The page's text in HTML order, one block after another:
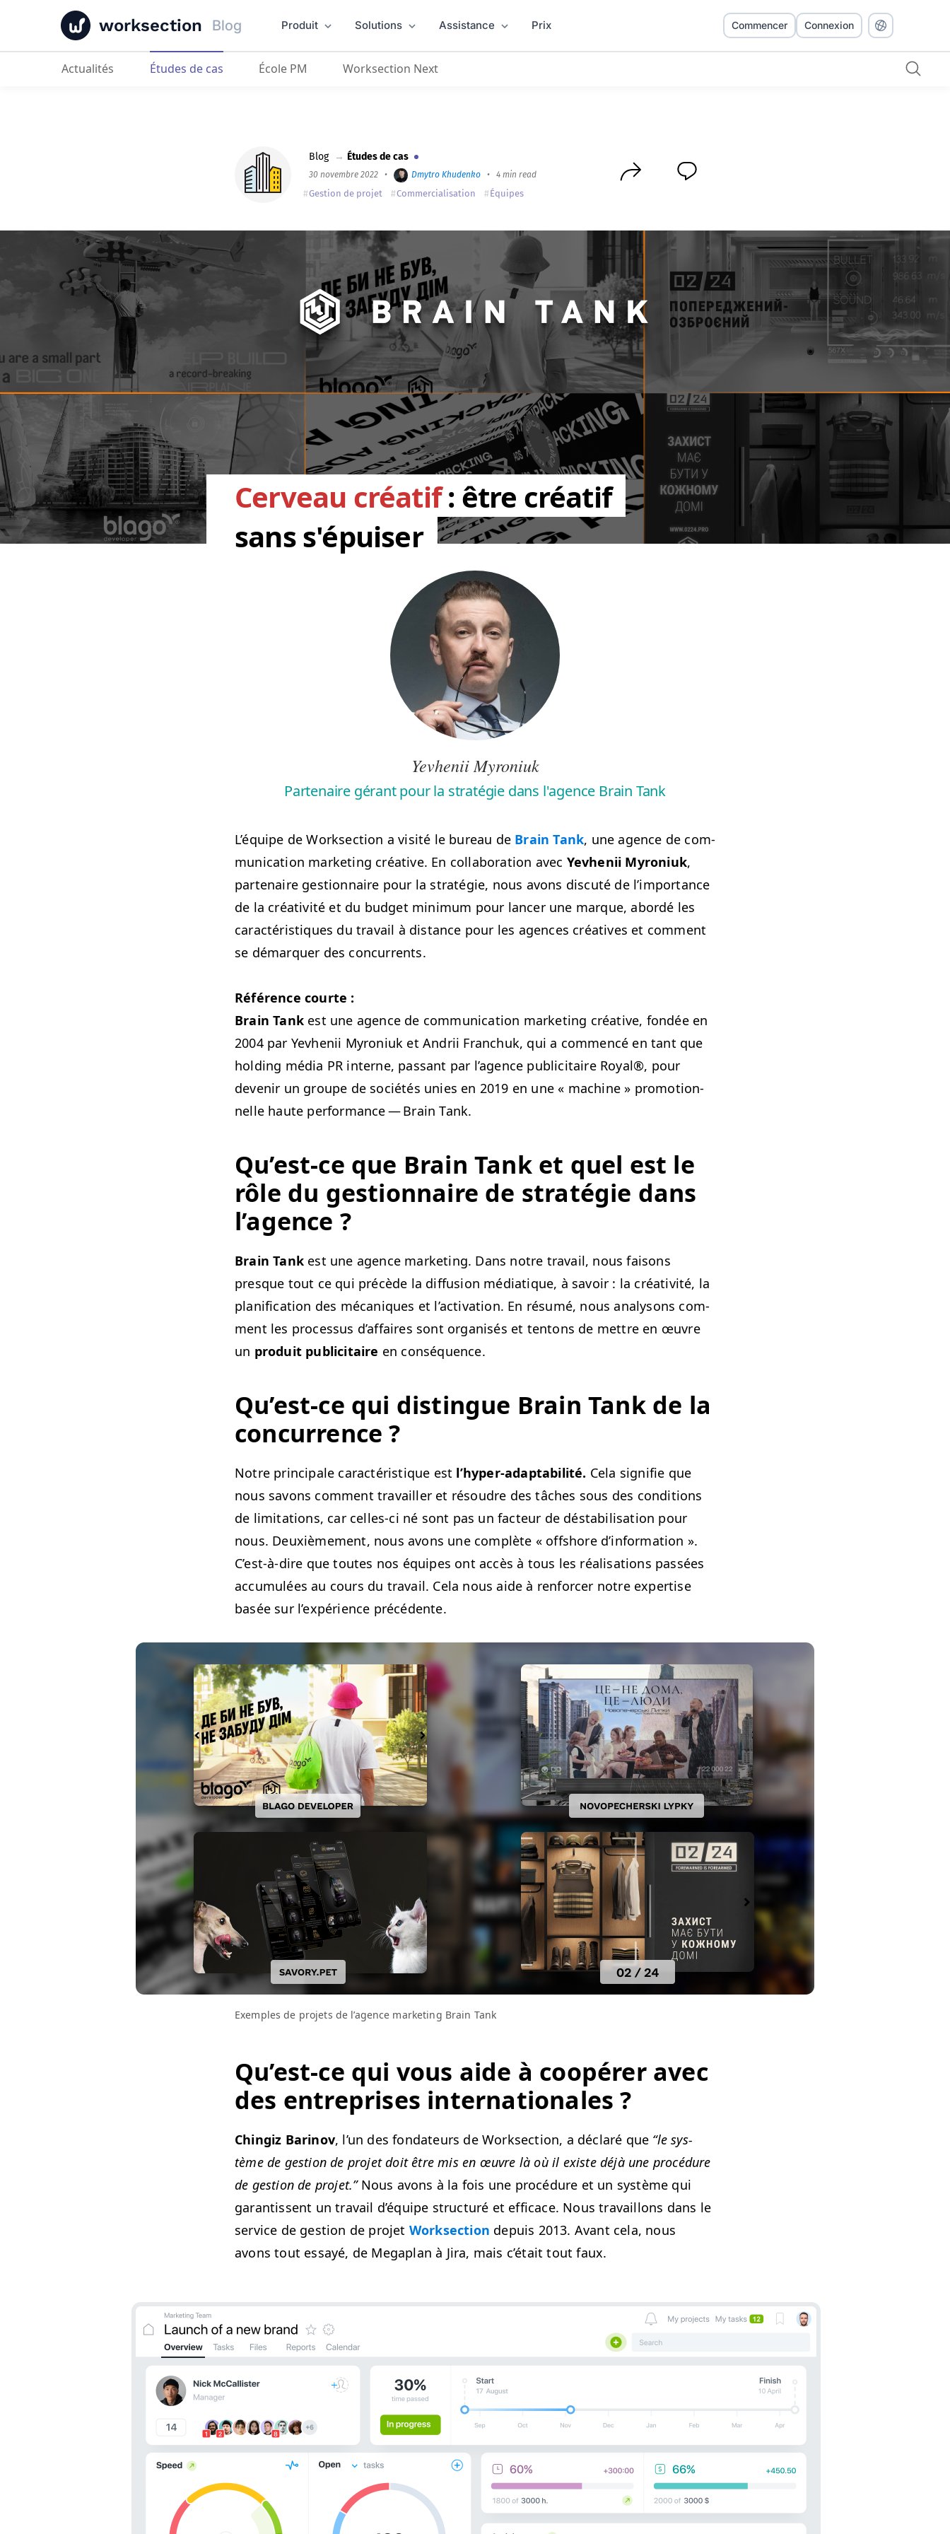
worksection Blog Produit Solutions Assistance Prix
Cerveau créatif : être créatif sans s'épuiser
Commencer Connexion
Actualités Études de cas École PM Worksection Next
Blog → Études de cas
30 novembre 2022 • Dmytro Khudenko • 4 min read
Gestion de projet Commercialisation Équipes
Cerveau créatif: être créatif
sans s'épuiser
Yevhenii Myroniuk
Partenaire gérant pour la stratégie dans l'agence Brain Tank
L’équipe de Work­sec­tion a vis­ité le bureau de Brain Tank, une agence de com­
mu­ni­ca­tion mar­ket­ing créa­tive. En col­lab­o­ra­tion avec Yevhenii Myro­niuk,
parte­naire ges­tion­naire pour la stratégie, nous avons dis­cuté de l’im­por­tance
de la créa­tiv­ité et du bud­get min­i­mum pour lancer une mar­que, abor­dé les
car­ac­téris­tiques du tra­vail à dis­tance pour les agences créa­tives et com­ment
se démar­quer des concurrents.
Référence courte :
Brain Tank est une agence de com­mu­ni­ca­tion mar­ket­ing créa­tive, fondée en
2004 par Yevhenii Myro­niuk et Andrii Franchuk, qui a com­mencé en tant que
hold­ing média PR interne, pas­sant par l’a­gence pub­lic­i­taire Roy­al®, pour
devenir un groupe de sociétés unies en 2019 en une « machine » pro­mo­tion­
nelle haute per­for­mance — Brain Tank.
Qu’est-ce que Brain Tank et quel est le
rôle du ges­tion­naire de stratégie dans
l’agence ?
Brain Tank est une agence mar­ket­ing. Dans notre tra­vail, nous faisons
presque tout ce qui précède la dif­fu­sion médi­a­tique, à savoir : la créa­tiv­ité, la
plan­i­fi­ca­tion des mécaniques et l’ac­ti­va­tion. En résumé, nous analysons com­
ment les proces­sus d’af­faires sont organ­isés et ten­tons de met­tre en œuvre
un pro­duit pub­lic­i­taire en conséquence.
Qu’est-ce qui dis­tingue Brain Tank de la
concurrence ?
Notre prin­ci­pale car­ac­téris­tique est l’hy­per-adapt­abil­ité. Cela sig­ni­fie que
nous savons com­ment tra­vailler et résoudre des tâch­es sous des con­di­tions
de lim­i­ta­tions, car celles-ci né sont pas un fac­teur de désta­bil­i­sa­tion pour
nous. Deux­ième­ment, nous avons une com­plète « off­shore d’in­for­ma­tion ».
C’est-à-dire que toutes nos équipes ont accès à tous les réal­i­sa­tions passées
accu­mulées au cours du tra­vail. Cela nous aide à ren­forcer notre exper­tise
basée sur l’ex­péri­ence précédente.
Exem­ples de pro­jets de l’a­gence mar­ket­ing Brain Tank
Qu’est-ce qui vous aide à coopér­er avec
des entre­pris­es internationales ?
Chin­giz Bari­nov, l’un des fon­da­teurs de Work­sec­tion, a déclaré que “le sys­
tème de ges­tion de pro­jet doit être mis en œuvre là où il existe déjà une procé­dure
de ges­tion de pro­jet.”Nous avons à la fois une procé­dure et un sys­tème qui
garan­tis­sent un tra­vail d’équipe struc­turé et effi­cace. Nous tra­vail­lons dans le
ser­vice de ges­tion de pro­jet Work­sec­tion depuis 2013. Avant cela, nous
avons tout essayé, de Mega­plan à Jira, mais c’é­tait tout faux.